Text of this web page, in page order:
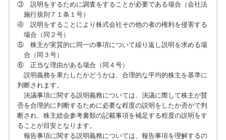
③ 説明をするために調査をすることが必要である場合（会社法
施行規則７１条１号）
④ 説明をすることにより株式会社その他の者の権利を侵害する
場合（同２号）
⑤ 株主が実質的に同一の事項について繰り返し説明を求める場
合（同３号）
⑥ 正当な理由がある場合（同４号）
説明義務を果たしたかどうかは、合理的な平均的株主を基準に
判断されます。
決議事項に関する説明義務については、決議に際して株主が賛
否を合理的に判断するために必要な程度の説明をしたか否かで判
断され、株主総会参考書類の記載事項を補足する程度の説明をす
ることが目安となります。
報告事項に関する説明義務については、報告事項を理解するの